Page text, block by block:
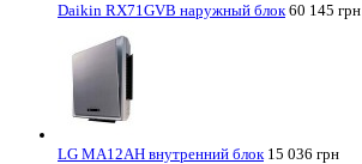
Daikin RX71GVB наружный блок 60 145 грн
LG MA12AH внутренний блок 15 036 грн